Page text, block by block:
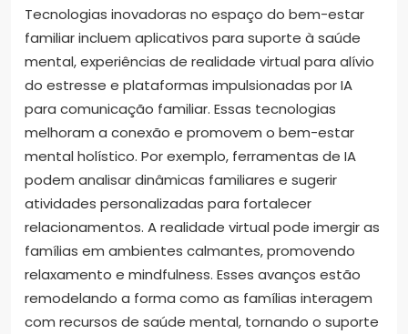
Tecnologias inovadoras no espaço do bem-estar
familiar incluem aplicativos para suporte à saúde
mental, experiências de realidade virtual para alívio
do estresse e plataformas impulsionadas por IA
para comunicação familiar. Essas tecnologias
melhoram a conexão e promovem o bem-estar
mental holístico. Por exemplo, ferramentas de IA
podem analisar dinâmicas familiares e sugerir
atividades personalizadas para fortalecer
relacionamentos. A realidade virtual pode imergir as
famílias em ambientes calmantes, promovendo
relaxamento e mindfulness. Esses avanços estão
remodelando a forma como as famílias interagem
com recursos de saúde mental, tornando o suporte